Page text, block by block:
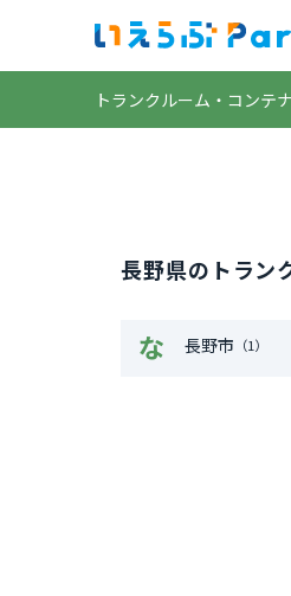
トランクルーム・コンテ
長野県のトラン
な 長野市 （1）